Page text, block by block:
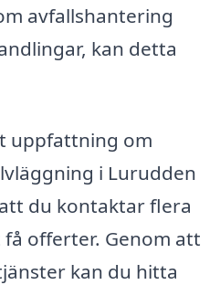
avfallshantering
kan detta
uppfattning om
i Lurudden
du kontaktar flera
offerter. Genom att
kan du hitta